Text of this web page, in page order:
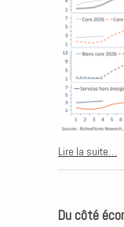
Lire la suite…
Du côté